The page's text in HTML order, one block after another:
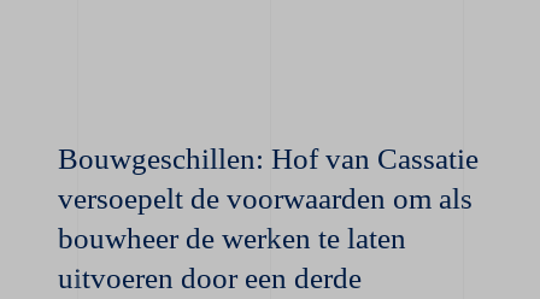
Bouwgeschillen: Hof van Cassatie
versoepelt de voorwaarden om als
bouwheer de werken te laten
uitvoeren door een derde